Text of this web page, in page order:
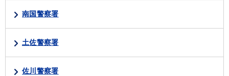
南国警察署
土佐警察署
佐川警察署